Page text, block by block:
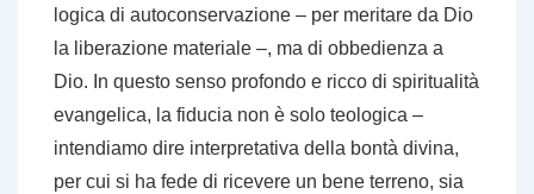
logica di autoconservazione – per meritare da Dio
la liberazione materiale –, ma di obbedienza a
Dio. In questo senso profondo e ricco di spiritualità
evangelica, la fiducia non è solo teologica –
intendiamo dire interpretativa della bontà divina,
per cui si ha fede di ricevere un bene terreno, sia